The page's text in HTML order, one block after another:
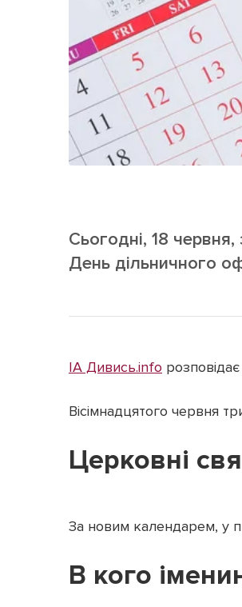
Сьогодні, 18
День дільничного
ІА Дивись.info
Вісімнадцятого червня
Церковні
За новим календарем, у
В кого